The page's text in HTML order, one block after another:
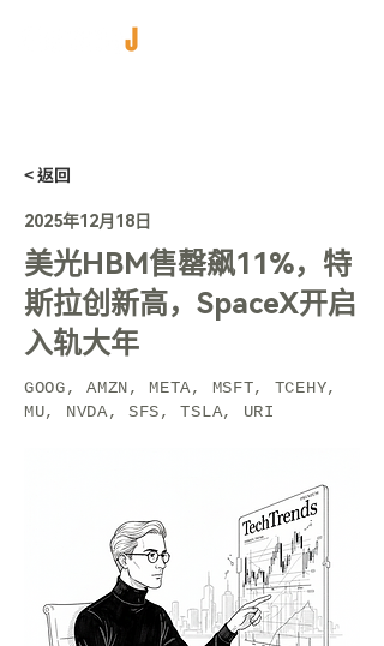
< 返回
2025年12月18日
美光HBM售罄飙11%，特
斯拉创新高，SpaceX开启
入轨大年
GOOG, AMZN, META, MSFT, TCEHY,
MU, NVDA, SFS, TSLA, URI